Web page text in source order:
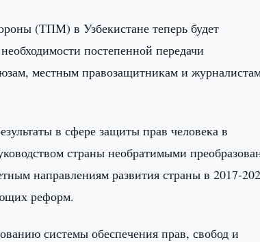
(ТПМ) в Узбекистане теперь будет
постепенной передачи
местным правозащитникам и
в сфере защиты прав человека в
страны необратимыми
направлениям развития страны в 2017-
реформ.
системы обеспечения прав, свобод и